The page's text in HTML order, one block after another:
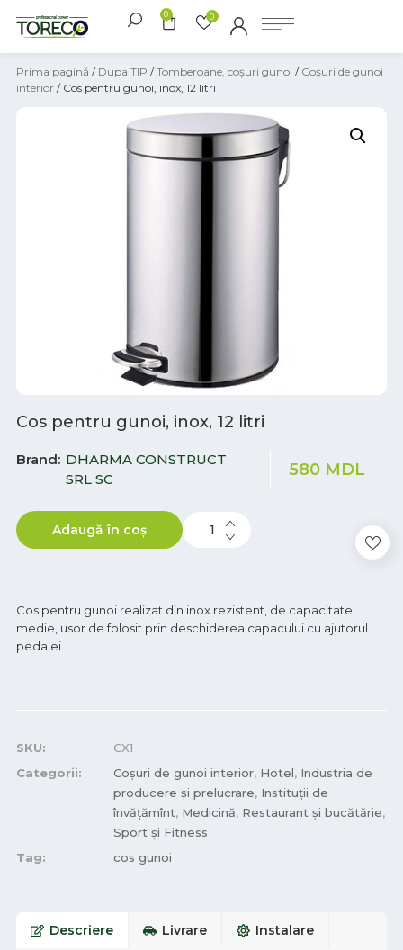
0 0
Prima pagină / Dupa TIP /Tomberoane, coșuri gunoi / Coșuri de gunoi
interior / Cos pentru gunoi, inox, 12 litri
Cos pentru gunoi, inox, 12 litri
Brand DHARMA CONSTRUCT
SRL SC
580 MDL
Adaugă în coș
Cos pentru gunoi realizat din inox rezistent, de capacitate
medie, usor de folosit prin deschiderea capacului cu ajutorul
pedalei.
SKU:
CX1
Categorii:
Coșuri de gunoi interior, Hotel, Industria de
producere și prelucrare, Instituții de
învățămînt, Medicină, Restaurant și bucătărie,
Sport și Fitness
Tag:
cos gunoi
Descriere Livrare Instalare